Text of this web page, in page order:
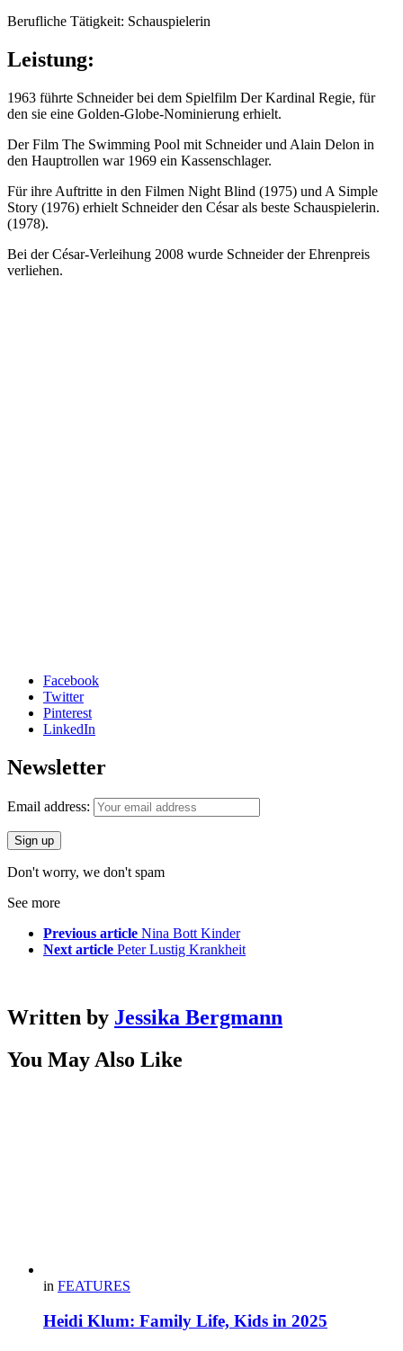
Berufliche Tätigkeit: Schauspielerin
Leistung:
1963 führte Schneider bei dem Spielfilm Der Kardinal Regie, für
den sie eine Golden-Globe-Nominierung erhielt.
Der Film The Swimming Pool mit Schneider und Alain Delon in
den Hauptrollen war 1969 ein Kassenschlager.
Für ihre Auftritte in den Filmen Night Blind (1975) und A Simple
Story (1976) erhielt Schneider den César als beste Schauspielerin.
(1978).
Bei der César-Verleihung 2008 wurde Schneider der Ehrenpreis
verliehen.
Facebook
Twitter
Pinterest
LinkedIn
Newsletter
Email address:
Don't worry, we don't spam
See more
Previous article Nina Bott Kinder
Next article Peter Lustig Krankheit
Written by Jessika Bergmann
You May Also Like
in FEATURES
Heidi Klum: Family Life, Kids in 2025